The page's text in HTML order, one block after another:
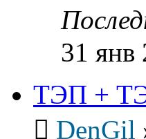
31 янв
ТЭП +
DenGil